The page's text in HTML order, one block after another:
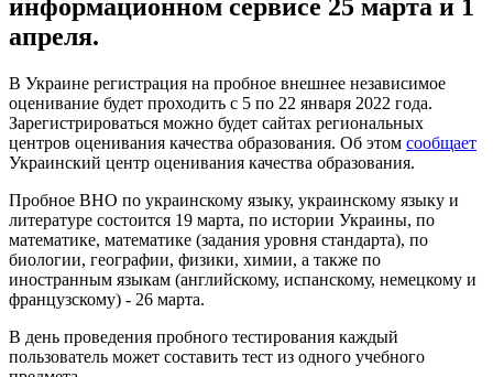
информационном сервисе 25 марта и 1
апреля.
В Украине регистрация на пробное внешнее независимое
оценивание будет проходить с 5 по 22 января 2022 года.
Зарегистрироваться можно будет сайтах региональных
центров оценивания качества образования. Об этом сообщает
Украинский центр оценивания качества образования.
Пробное ВНО по украинскому языку, украинскому языку и
литературе состоится 19 марта, по истории Украины, по
математике, математике (задания уровня стандарта), по
биологии, географии, физики, химии, а также по
иностранным языкам (английскому, испанскому, немецкому и
французскому) - 26 марта.
В день проведения пробного тестирования каждый
пользователь может составить тест из одного учебного